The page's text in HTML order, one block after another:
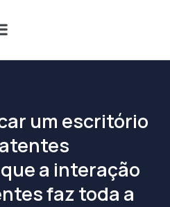
um escritório
a interação
faz toda a